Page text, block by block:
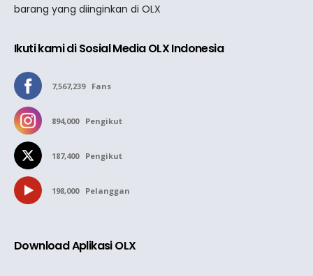
barang yang diinginkan di OLX
Ikuti kami di Sosial Media OLX Indonesia
7,567,239 Fans
894,000 Pengikut
187,400 Pengikut
198,000 Pelanggan
Download Aplikasi OLX